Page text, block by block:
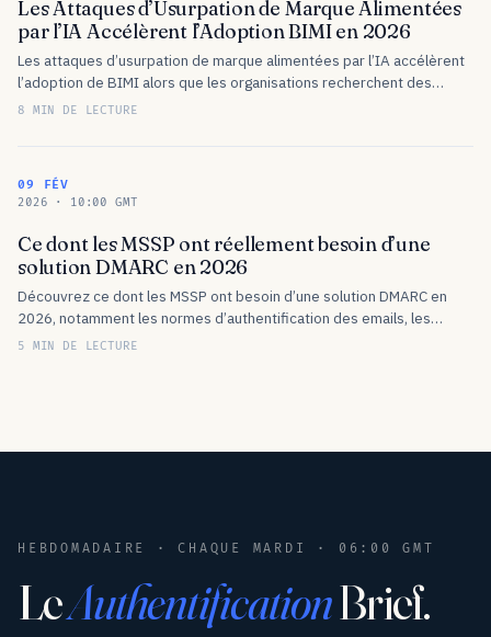
Les Attaques d’Usurpation de Marque Alimentées
par l’IA Accélèrent l’Adoption BIMI en 2026
Les attaques d’usurpation de marque alimentées par l’IA accélèrent
l’adoption de BIMI alors que les organisations recherchent des
indicateurs de confiance visuels pour lutter contre des campagnes
8 MIN DE LECTURE
09 FÉV
2026 · 10:00 GMT
Ce dont les MSSP ont réellement besoin d’une
solution DMARC en 2026
Découvrez ce dont les MSSP ont besoin d’une solution DMARC en
2026, notamment les normes d’authentification des emails, les
exigences des fournisseurs, la gestion multi-tenant et les
5 MIN DE LECTURE
HEBDOMADAIRE · CHAQUE MARDI · 06:00 GMT
LeAuthentificationBrief.